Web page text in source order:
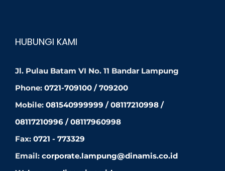
HUBUNGI KAMI
Jl. Pulau Batam VI No. 11 Bandar Lampung
Phone: 0721-709100 / 709200
Mobile: 081540999999 / 08117210998 /
08117210996 / 08117960998
Fax: 0721 - 773329
Email: corporate.lampung@dinamis.co.id